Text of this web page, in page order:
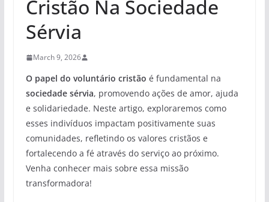
Cristão Na Sociedade
Sérvia
March 9, 2026
O papel do voluntário cristão é fundamental na
sociedade sérvia, promovendo ações de amor, ajuda
e solidariedade. Neste artigo, exploraremos como
esses indivíduos impactam positivamente suas
comunidades, refletindo os valores cristãos e
fortalecendo a fé através do serviço ao próximo.
Venha conhecer mais sobre essa missão
transformadora!